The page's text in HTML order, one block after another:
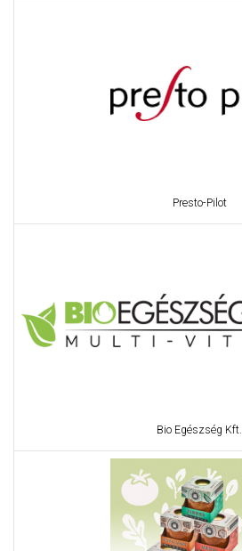
Presto-Pilot
Bio Egészség Kft.